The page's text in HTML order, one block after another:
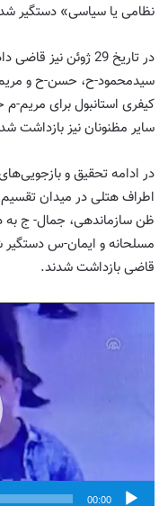
نظامی یا سیاسی» دستگیر
در تاریخ 29 ژوئن
سیدمحمود-ح، حسن-ح و
کیفری استانبول برای
سایر مظنونان نیز بازداشت
اطراف هتلی در میدان
ظن سازماندهی، جمال- ج به
مسلحانه و ایمان-س دستگیر
قاضی بازداشت شدند.
Player
00:00